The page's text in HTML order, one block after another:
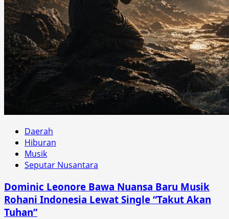
Daerah
Hiburan
Musik
Seputar Nusantara
Dominic Leonore Bawa Nuansa Baru Musik
Rohani Indonesia Lewat Single “Takut Akan
Tuhan”